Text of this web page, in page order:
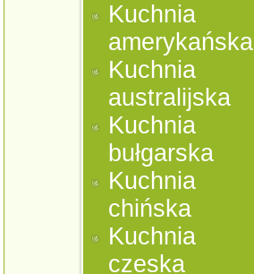
Kuchnia
amerykańska
Kuchnia
australijska
Kuchnia
bułgarska
Kuchnia
chińska
Kuchnia
czeska